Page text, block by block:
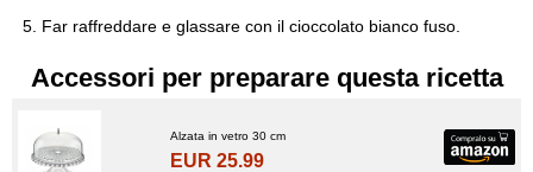
Far raffreddare e glassare con il cioccolato bianco fuso.
Accessori per preparare questa ricetta
Alzata in vetro 30 cm
EUR 25.99